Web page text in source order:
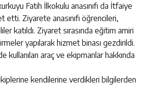
Fatih İlkokulu anasınıfı da İtfaiye
etti. Ziyarete anasınıfı öğrencileri,
katıldı. Ziyaret sırasında eğitim amiri
yapılarak hizmet binası gezdirildi.
kullanılan araç ve ekipmanlar hakkında
kendilerine verdikleri bilgilerden